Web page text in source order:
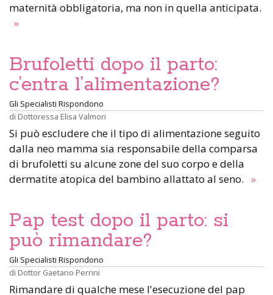
maternità obbligatoria, ma non in quella anticipata.
»
Brufoletti dopo il parto:
c’entra l’alimentazione?
Gli Specialisti Rispondono
di Dottoressa Elisa Valmori
Si può escludere che il tipo di alimentazione seguito
dalla neo mamma sia responsabile della comparsa
di brufoletti su alcune zone del suo corpo e della
dermatite atopica del bambino allattato al seno. »
Pap test dopo il parto: si
può rimandare?
Gli Specialisti Rispondono
di Dottor Gaetano Perrini
Rimandare di qualche mese l'esecuzione del pap